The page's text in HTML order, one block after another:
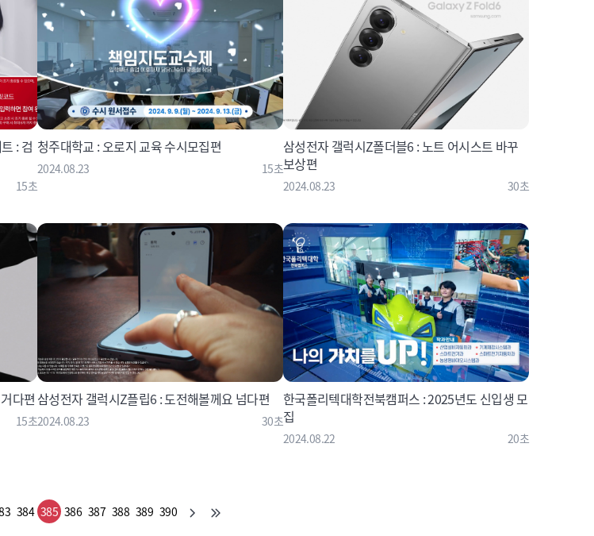
: 검
15초
청주대학교 : 오로지 교육 수시모집편
2024.08.23 15초
삼성전자 갤럭시Z폴더블6 : 노트 어시스트 바꾸
보상편
2024.08.23 30초
다편
15초
삼성전자 갤럭시Z플립6 : 도전해볼께요 넘다편
2024.08.23 30초
한국폴리텍대학전북캠퍼스 : 2025년도 신입생 모
집
2024.08.22 20초
384 385 386 387 388 389 390